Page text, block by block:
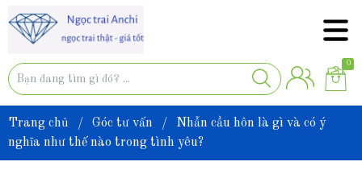
0
Trang chủ / Góc tư vấn /
Nhẫn cầu hôn là gì và có ý
nghĩa như thế nào trong tình yêu?